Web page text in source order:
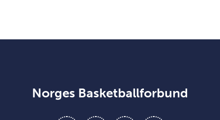
Norges Basketballforbund